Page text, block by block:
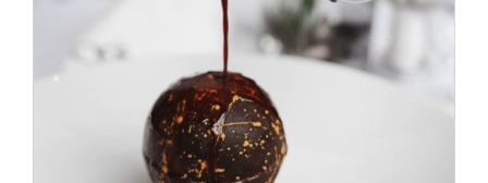
ADD TO CART DETALLES